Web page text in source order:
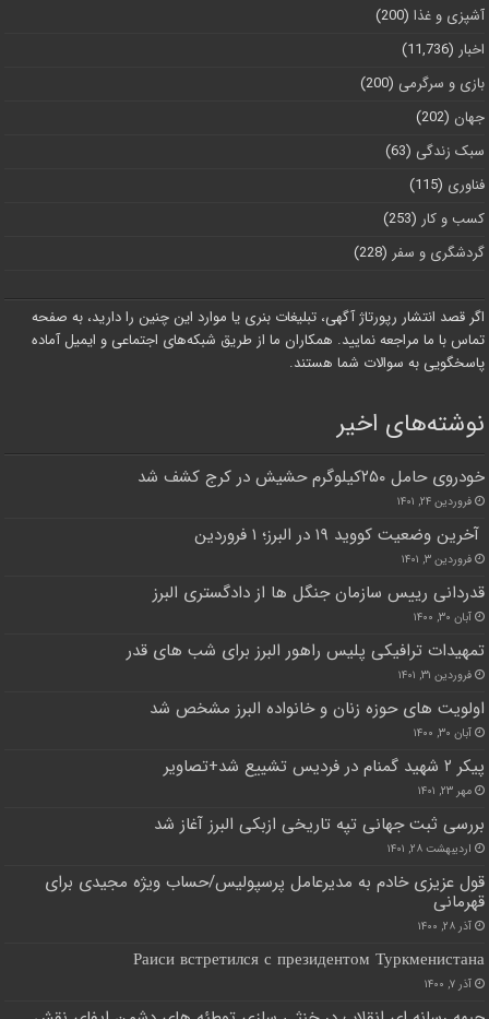
آشپزی و غذا (200)
اخبار (11,736)
بازی و سرگرمی (200)
جهان (202)
سبک زندگی (63)
فناوری (115)
کسب و کار (253)
گردشگری و سفر (228)
اگر قصد انتشار رپورتاژ آگهی، تبلیغات بنری یا موارد این چنین را دارید، به صفحه
تماس با ما مراجعه نمایید. همکاران ما از طریق شبکه‌های اجتماعی و ایمیل آماده
پاسخگویی به سوالات شما هستند.
نوشته‌های اخیر
خودروی حامل ۲۵۰کیلوگرم حشیش در کرج کشف شد
فروردین ۲۴, ۱۴۰۱
آخرین وضعیت کووید ۱۹ در البرز؛ ۱ فروردین
فروردین ۳, ۱۴۰۱
قدردانی رییس سازمان جنگل ها از دادگستری البرز
آبان ۳۰, ۱۴۰۰
تمهیدات ترافیکی پلیس راهور البرز برای شب های قدر
فروردین ۳۱, ۱۴۰۱
اولویت های حوزه زنان و خانواده البرز مشخص شد
آبان ۳۰, ۱۴۰۰
پیکر ۲ شهید گمنام در فردیس تشییع شد+تصاویر
مهر ۲۳, ۱۴۰۱
بررسی ثبت جهانی تپه تاریخی ازبکی البرز آغاز شد
اردیبهشت ۲۸, ۱۴۰۱
قول عزیزی خادم به مدیرعامل پرسپولیس/حساب ویژه مجیدی برای
قهرمانی
آذر ۲۸, ۱۴۰۰
Раиси встретился с президентом Туркменистана
آذر ۷, ۱۴۰۰